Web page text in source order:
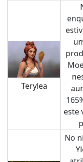
Terylea
este
No